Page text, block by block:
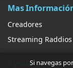
Mas
Creadores
Streaming Raddios
AyudaSi navegas